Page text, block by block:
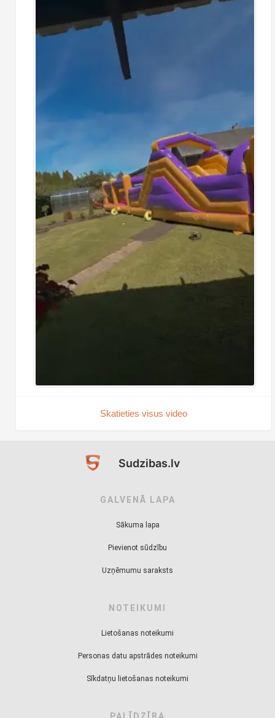
Skatieties visus video
Sudzibas.lv
GALVENĀ LAPA
Sākuma lapa
Pievienot sūdzību
Uzņēmumu saraksts
NOTEIKUMI
Lietošanas noteikumi
Personas datu apstrādes noteikumi
Sīkdatņu lietošanas noteikumi
PALĪDZĪBA